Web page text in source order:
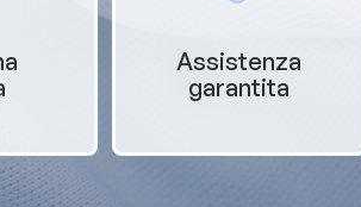
Assistenza
garantita